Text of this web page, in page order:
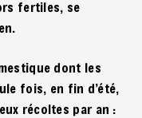
fertiles, se
dont les
fois, en fin d’été,
récoltes par an :